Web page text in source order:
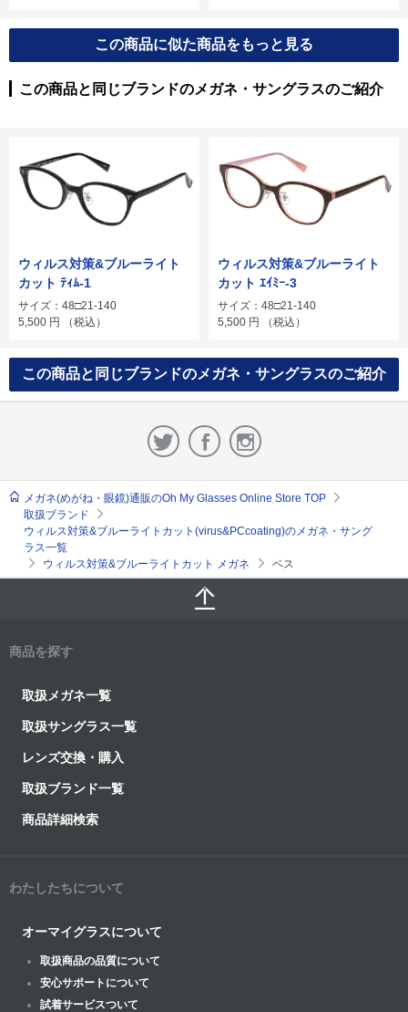
この商品に似た商品をもっと見る
この商品と同じブランドのメガネ・サングラスのご紹介
ウィルス対策&ブルーライト
カット ﾃｨﾑ-1
サイズ：48□21-140
5,500 円 （税込）
ウィルス対策&ブルーライト
カット ｴｲﾐｰ-3
サイズ：48□21-140
5,500 円 （税込）
この商品と同じブランドのメガネ・サングラスのご紹介
メガネ(めがね・眼鏡)通販のOh My Glasses Online Store TOP
取扱ブランド
ウィルス対策&ブルーライトカット(virus&PCcoating)のメガネ・サング
ラス一覧
ウィルス対策&ブルーライトカット メガネ
ベス
商品を探す
取扱メガネ一覧
取扱サングラス一覧
レンズ交換・購入
取扱ブランド一覧
商品詳細検索
わたしたちについて
オーマイグラスについて
取扱商品の品質について
安心サポートについて
試着サービスついて